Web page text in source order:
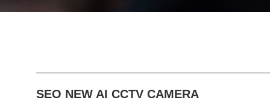
SEO NEW AI CCTV CAMERA